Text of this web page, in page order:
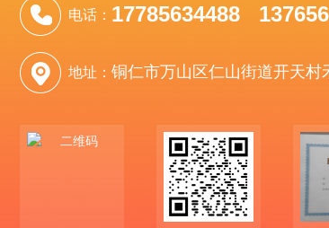
电话： 17785634488
地址： 铜仁市万山区仁山街道开天村